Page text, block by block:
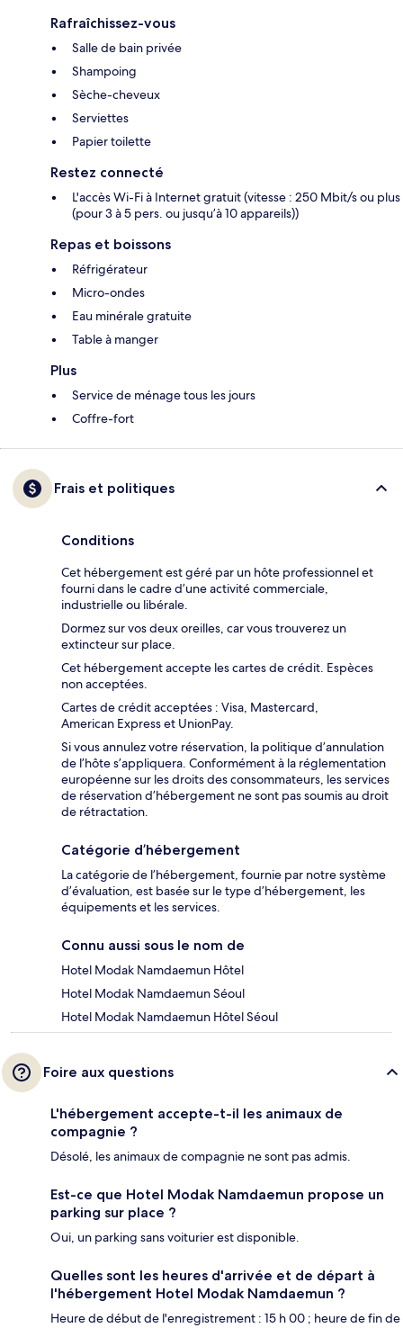
Rafraîchissez-vous
Salle de bain privée
Shampoing
Sèche-cheveux
Serviettes
Papier toilette
Restez connecté
L'accès Wi-Fi à Internet gratuit (vitesse : 250 Mbit/s ou plus
(pour 3 à 5 pers. ou jusqu’à 10 appareils))
Repas et boissons
Réfrigérateur
Micro-ondes
Eau minérale gratuite
Table à manger
Plus
Service de ménage tous les jours
Coffre-fort
Frais et politiques
Conditions
Cet hébergement est géré par un hôte professionnel et
fourni dans le cadre d’une activité commerciale,
industrielle ou libérale.
Dormez sur vos deux oreilles, car vous trouverez un
extincteur sur place.
Cet hébergement accepte les cartes de crédit. Espèces
non acceptées.
Cartes de crédit acceptées : Visa, Mastercard,
American Express et UnionPay.
Si vous annulez votre réservation, la politique d’annulation
de l’hôte s’appliquera. Conformément à la réglementation
européenne sur les droits des consommateurs, les services
de réservation d’hébergement ne sont pas soumis au droit
de rétractation.
Catégorie d’hébergement
La catégorie de l’hébergement, fournie par notre système
d’évaluation, est basée sur le type d’hébergement, les
équipements et les services.
Connu aussi sous le nom de
Hotel Modak Namdaemun Hôtel
Hotel Modak Namdaemun Séoul
Hotel Modak Namdaemun Hôtel Séoul
Foire aux questions
L'hébergement accepte-t-il les animaux de
compagnie ?
Désolé, les animaux de compagnie ne sont pas admis.
Est-ce que Hotel Modak Namdaemun propose un
parking sur place ?
Oui, un parking sans voiturier est disponible.
Quelles sont les heures d'arrivée et de départ à
l'hébergement Hotel Modak Namdaemun ?
Heure de début de l'enregistrement : 15 h 00 ; heure de fin de